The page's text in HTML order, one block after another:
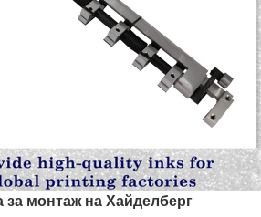
за монтаж на Хайделберг